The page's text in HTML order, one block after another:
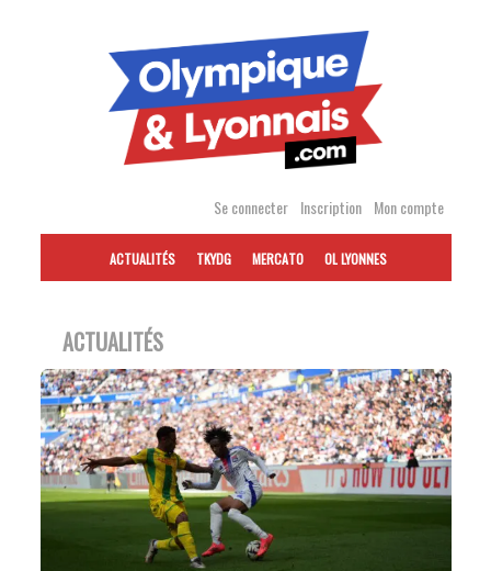
Se connecter Inscription Mon compte
ACTUALITÉS TKYDG MERCATO OL LYONNES
ACTUALITÉS